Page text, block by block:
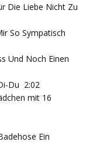
Liebe Nicht Zu
So Sympatisch
Noch Einen
2:02
mit 16
Badehose Ein